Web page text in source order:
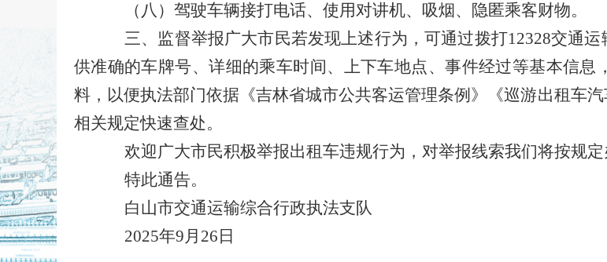
（八）驾驶车辆接打电话、使用对讲机、吸烟、隐匿乘客财物。
三、监督举报广大市民若发现上述行为，可通过拨打12328交通
供准确的车牌号、详细的乘车时间、上下车地点、事件经过等基本信
料，以便执法部门依据《吉林省城市公共客运管理条例》《巡游出租车
相关规定快速查处。
欢迎广大市民积极举报出租车违规行为，对举报线索我们将按规
特此通告。
白山市交通运输综合行政执法支队
2025年9月26日